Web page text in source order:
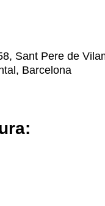
Sant Pere de
Barcelona